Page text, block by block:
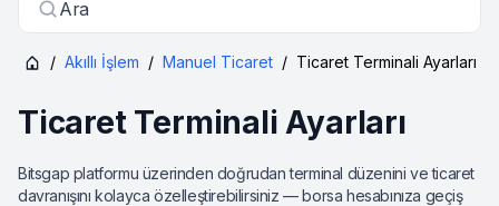
Ara
/ Akıllı İşlem / Manuel Ticaret / Ticaret Terminali Ayarları
Ticaret Terminali Ayarları
Bitsgap platformu üzerinden doğrudan terminal düzenini ve ticaret
davranışını kolayca özelleştirebilirsiniz — borsa hesabınıza geçiş